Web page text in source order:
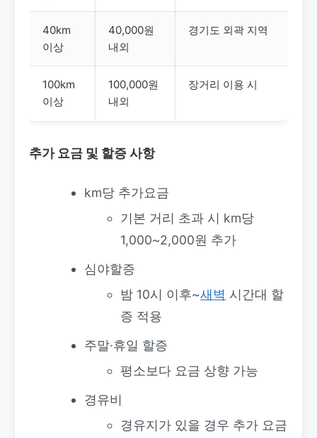
40km
이상
40,000원
내외
경기도 외곽 지역
100km
이상
100,000원
내외
장거리 이용 시
추가 요금 및 할증 사항
km당 추가요금
기본 거리 초과 시 km당
1,000~2,000원 추가
심야할증
밤 10시 이후~새벽 시간대 할
증 적용
주말·휴일 할증
평소보다 요금 상향 가능
경유비
경유지가 있을 경우 추가 요금